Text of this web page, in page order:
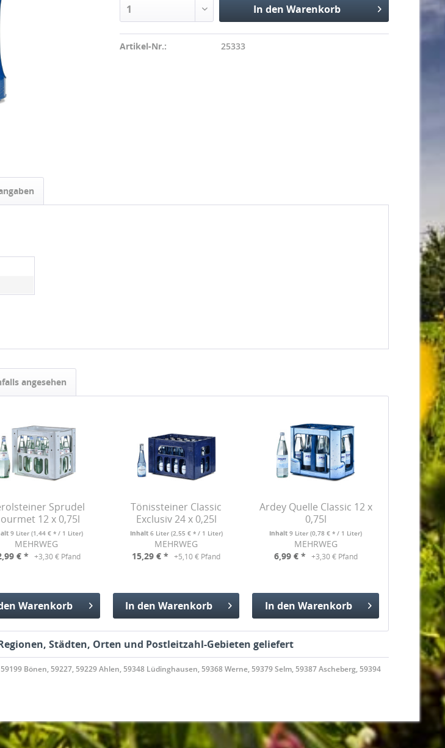
In den Warenkorb
Hinzugefügt
Artikel-Nr.: 25333
angesehen
Sprudel
12 x 0,75l
9 Liter (1,44 € * / 1 Liter)
MEHRWEG
€ *
+3,30 € Pfand
Warenkorb
Tönissteiner Classic
Exclusiv 24 x 0,25l
Inhalt 6 Liter (2,55 € * / 1 Liter)
MEHRWEG
15,29 € * +5,10 € Pfand
In den Warenkorb
Hinzugefügt
Ardey Quelle Classic 12 x
0,75l
Inhalt9 Liter(0,78 € * / 1 Liter)
MEHRWEG
6,99 € * +3,30 € Pfand
In den Warenkorb
Hinzugefügt
Städten, Orten und Postleitzahl-Gebieten geliefert
Bönen, 59227, 59229 Ahlen, 59348 Lüdinghausen, 59368 Werne, 59379 Selm, 59387 Ascheberg, 59394